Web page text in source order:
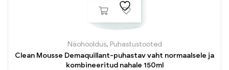
Näohooldus, Puhastustooted
Clean Mousse Demaquillant-puhastav vaht normaalsele ja
kombineeritud nahale 150ml